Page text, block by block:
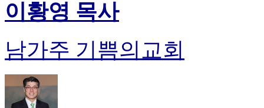
이황영 목사
남가주 기쁨의교회